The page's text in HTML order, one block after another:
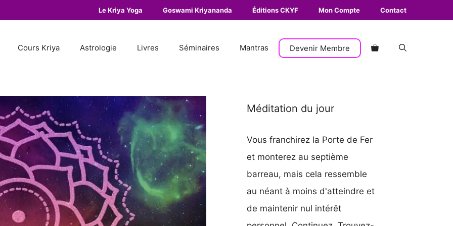
Le Kriya Yoga Goswami Kriyananda Éditions CKYF Mon Compte Contact
Cours Kriya Astrologie Livres Séminaires Mantras Devenir Membre
Méditation du jour
Vous franchirez la Porte de Fer
et monterez au septième
barreau, mais cela ressemble
au néant à moins d'atteindre et
de maintenir nul intérêt